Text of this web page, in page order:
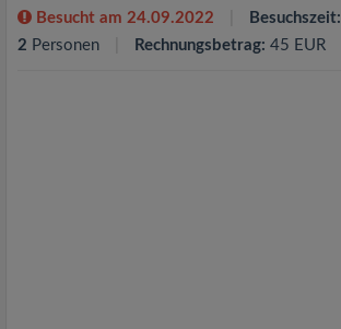
Besucht am 24.09.2022 Besuchszeit:
2 Personen Rechnungsbetrag: 45 EUR